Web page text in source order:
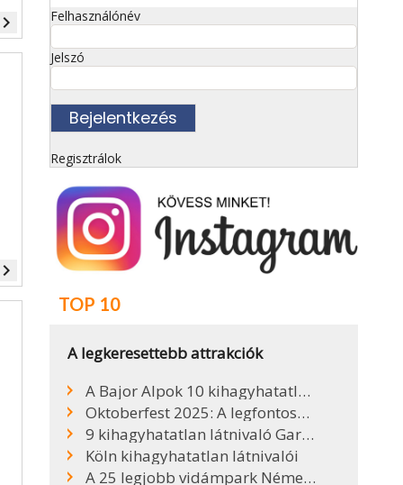
navigate_next
navigate_next
Felhasználónév
Jelszó
Regisztrálok
TOP 10
A legkeresettebb attrakciók
A Bajor Alpok 10 kihagyhatatlan látnivalója
Oktoberfest 2025: A legfontosabb tudnivalók, sörök, árak
9 kihagyhatatlan látnivaló Garmisch-Partenkirchenben
Köln kihagyhatatlan látnivalói
A 25 legjobb vidámpark Németországban